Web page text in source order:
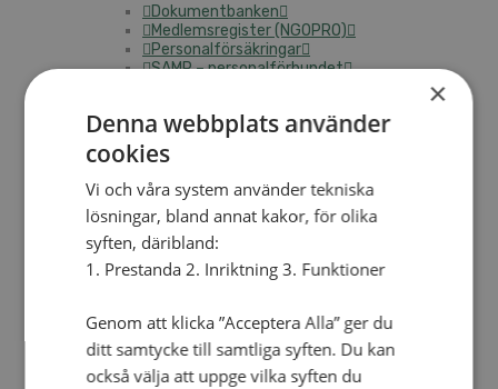
Dokumentbanken
Medlemsregister (NGOPRO)
Personalförsäkringar
SAMP – personalförbundet
Lediga tjänster
FÖR FÖRSAMLINGAR
VAD VI GÖR
VAD VI GÖR
Våra arbeten
Här finns vi
Nationellt
×
Denna webbplats använder
cookies
Vi och våra system använder tekniska
lösningar, bland annat kakor, för olika
syften, däribland:
1. Prestanda 2. Inriktning 3. Funktioner
Genom att klicka ”Acceptera Alla” ger du
ditt samtycke till samtliga syften. Du kan
också välja att uppge vilka syften du